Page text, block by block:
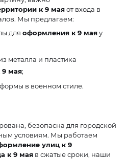
к 9 маяот входа в
Мы предлагаем:
для оформления к 9 маяу
металла и пластика
9 мая;
в военном стиле.
безопасна для городской
условиям. Мы работаем
улиц к 9
к 9 мая в сжатые сроки, наши